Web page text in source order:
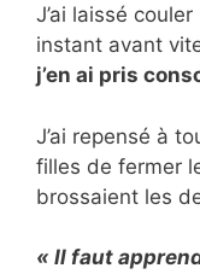
J’ai laissé
instant avant
j’en ai pris
J’ai repensé à
filles de fermer
brossaient les
« Il faut